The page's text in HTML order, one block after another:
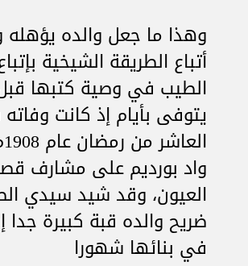
وهذا ما جعل والده
أتباع الطريقة الشيخية
الطيب في وصية كتبها
يتوفى بأيام إذ كانت
واد بورديم على مشارف
العيون، وقد شيد سيدي
ضريح والده قبة كبيرة
في بنائها شهورا